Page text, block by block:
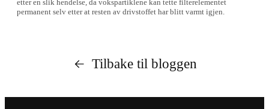
etter en slik hendelse, da vokspartiklene kan tette filterelementet
permanent selv etter at resten av drivstoffet har blitt varmt igjen.
Tilbake til bloggen